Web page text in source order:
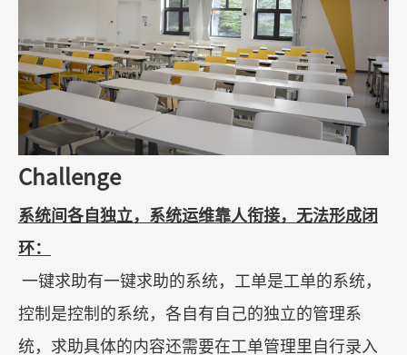
Challenge
系统间各自独立，系统运维靠人衔接，无法形成闭
环：
一键求助有一键求助的系统，工单是工单的系统，
控制是控制的系统，各自有自己的独立的管理系
统，求助具体的内容还需要在工单管理里自行录入